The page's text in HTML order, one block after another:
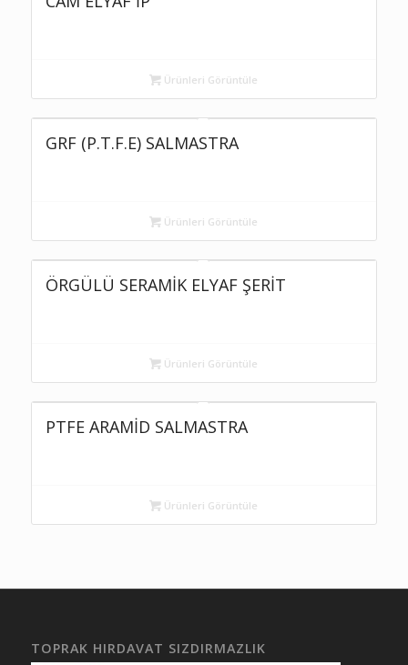
Ürünleri Görüntüle
GRF (P.T.F.E) SALMASTRA
Ürünleri Görüntüle
ÖRGÜLÜ SERAMİK ELYAF ŞERİT
Ürünleri Görüntüle
PTFE ARAMİD SALMASTRA
Ürünleri Görüntüle
TOPRAK HIRDAVAT SIZDIRMAZLIK